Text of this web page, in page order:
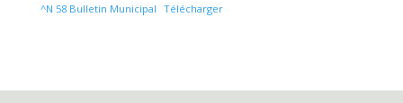
^N 58 Bulletin Municipal Télécharger